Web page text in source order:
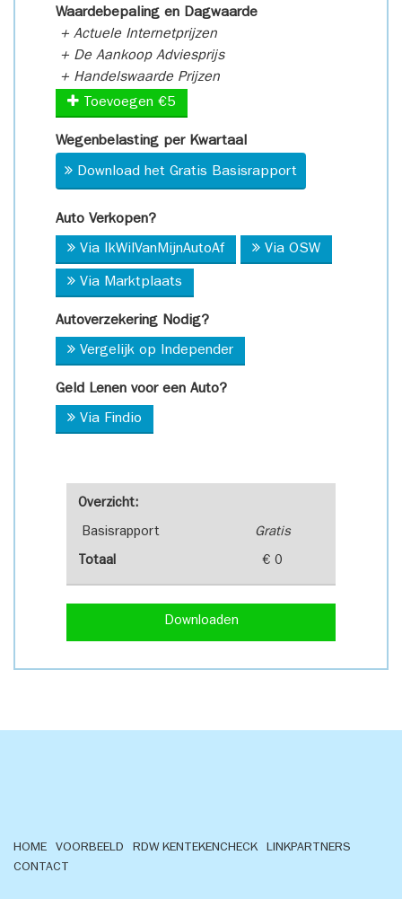
Overzicht:
Basisrapport Gratis
Totaal € 0
Downloaden
Waardebepaling en Dagwaarde
+ Actuele Internetprijzen
+ De Aankoop Adviesprijs
+ Handelswaarde Prijzen
Toevoegen €5
Wegenbelasting per Kwartaal
Download het Gratis Basisrapport
Auto Verkopen?
Via IkWilVanMijnAutoAf Via OSW
Via Marktplaats
Autoverzekering Nodig?
Vergelijk op Independer
Geld Lenen voor een Auto?
Via Findio
HOME VOORBEELD RDW KENTEKENCHECK
LINKPARTNERS
CONTACT